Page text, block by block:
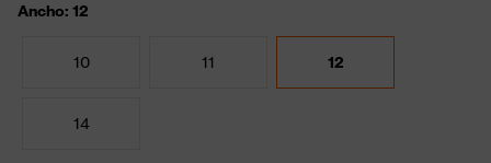
Ancho: 12
10 11 12
14